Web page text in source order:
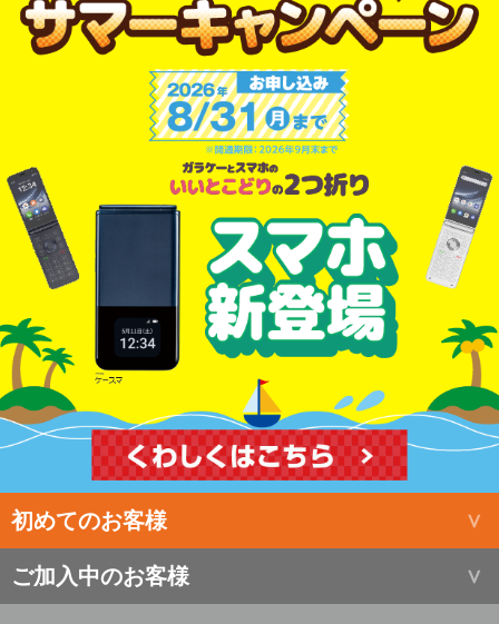
初めてのお客様
ご加入中のお客様